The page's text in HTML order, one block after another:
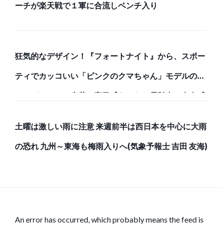
ーチが楽天戦で１軍に合流しベンチ入り
狂気的なデザイン！『フォートナイト』から、スポー
ティでカッコいい「ピンクのクマちゃん」モデルのバ
ックパックと、牛革で高級感あふれる長財布で存在感
土曜は激しい雨に注意 来週前半は西日本を中心に大雨
の恐れ 九州～東海も梅雨入りへ(気象予報士 吉田 友海)
An error has occurred, which probably means the feed is